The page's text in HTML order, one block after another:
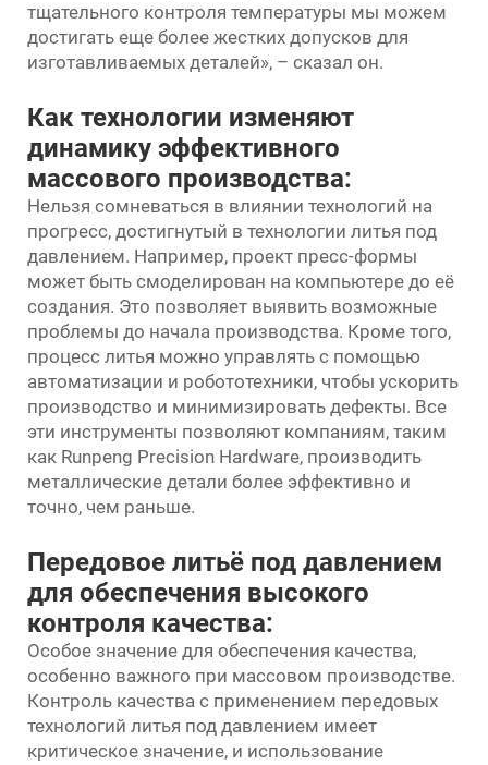
тщательного контроля температуры мы можем
достигать еще более жестких допусков для
изготавливаемых деталей», – сказал он.
Как технологии изменяют
динамику эффективного
массового производства:
Нельзя сомневаться в влиянии технологий на
прогресс, достигнутый в технологии литья под
давлением. Например, проект пресс-формы
может быть смоделирован на компьютере до её
создания. Это позволяет выявить возможные
проблемы до начала производства. Кроме того,
процесс литья можно управлять с помощью
автоматизации и робототехники, чтобы ускорить
производство и минимизировать дефекты. Все
эти инструменты позволяют компаниям, таким
как Runpeng Precision Hardware, производить
металлические детали более эффективно и
точно, чем раньше.
Передовое литьё под давлением
для обеспечения высокого
контроля качества:
Особое значение для обеспечения качества,
особенно важного при массовом производстве.
Контроль качества с применением передовых
технологий литья под давлением имеет
критическое значение, и использование